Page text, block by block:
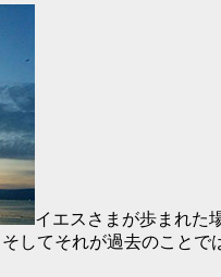
イエスさまが歩まれた
してそれが過去のこと